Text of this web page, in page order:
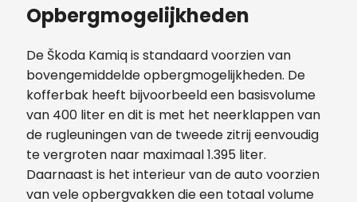
Opbergmogelijkheden
De Škoda Kamiq is standaard voorzien van
bovengemiddelde opbergmogelijkheden. De
kofferbak heeft bijvoorbeeld een basisvolume
van 400 liter en dit is met het neerklappen van
de rugleuningen van de tweede zitrij eenvoudig
te vergroten naar maximaal 1.395 liter.
Daarnaast is het interieur van de auto voorzien
van vele opbergvakken die een totaal volume